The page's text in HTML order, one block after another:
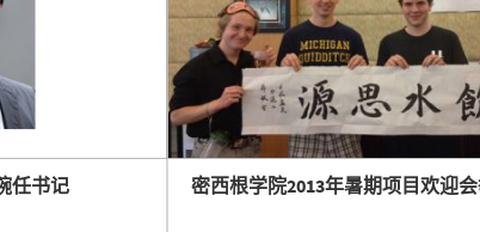
任书记 密西根学院2013年暑期项目欢迎